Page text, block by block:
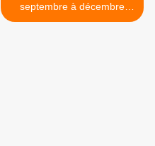
septembre à décembre
2024 >